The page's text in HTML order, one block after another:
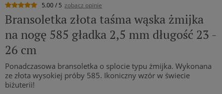
5.00 / 5 zobacz opinie
Bransoletka złota taśma wąska żmijka
na nogę 585 gładka 2,5 mm długość 23 -
26 cm
Ponadczasowa bransoletka o splocie typu żmijka. Wykonana
ze złota wysokiej próby 585. Ikoniczny wzór w świecie
biżuterii!